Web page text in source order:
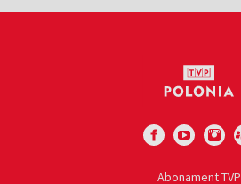
Abonament TVP